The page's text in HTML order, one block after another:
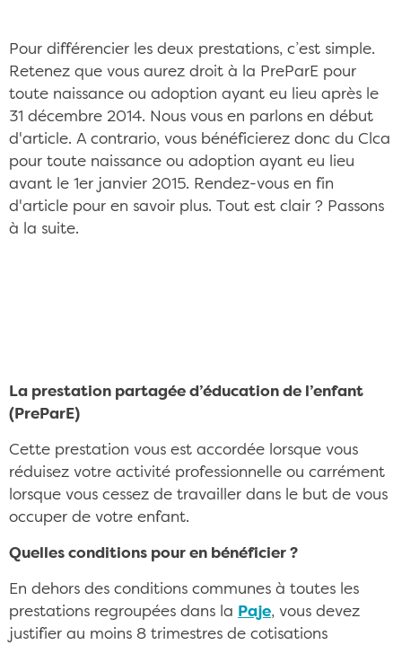
Pour différencier les deux prestations, c’est simple.
Retenez que vous aurez droit à la PreParE pour
toute naissance ou adoption ayant eu lieu après le
31 décembre 2014. Nous vous en parlons en début
d'article. A contrario, vous bénéficierez donc du Clca
pour toute naissance ou adoption ayant eu lieu
avant le 1er janvier 2015. Rendez-vous en fin
d'article pour en savoir plus. Tout est clair ? Passons
à la suite.
La prestation partagée d’éducation de l’enfant
(PreParE)
Cette prestation vous est accordée lorsque vous
réduisez votre activité professionnelle ou carrément
lorsque vous cessez de travailler dans le but de vous
occuper de votre enfant.
Quelles conditions pour en bénéficier ?
En dehors des conditions communes à toutes les
prestations regroupées dans la Paje, vous devez
justifier au moins 8 trimestres de cotisations